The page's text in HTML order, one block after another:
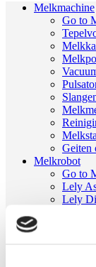
Melkmachine
Go to
Geiten
Melkrobot
Go to
Lely
Lely